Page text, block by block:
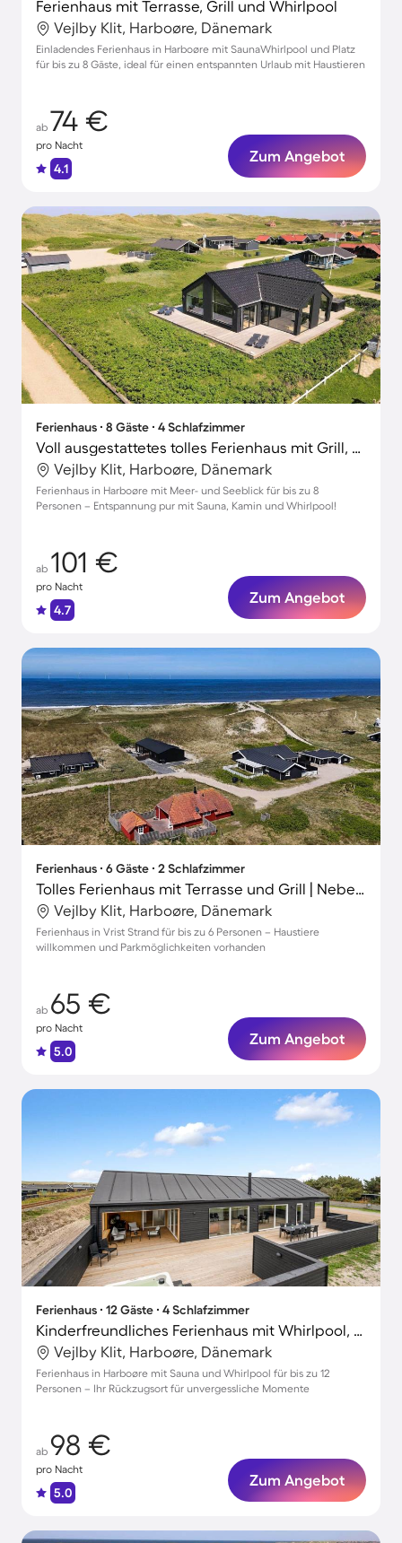
Ferienhaus mit Terrasse, Grill und Whirlpool
Vejlby Klit, Harboøre, Dänemark
Einladendes Ferienhaus in Harboøre mit SaunaWhirlpool und Platz
für bis zu 8 Gäste, ideal für einen entspannten Urlaub mit Haustieren
ab 74 €
pro Nacht
4.1
Zum Angebot
Ferienhaus ∙ 8 Gäste ∙ 4 Schlafzimmer
Voll ausgestattetes tolles Ferienhaus mit Grill, Terrasse und Whirlpool | Seeblick | Strand in der Nähe | Haustierfreundlich
Vejlby Klit, Harboøre, Dänemark
Ferienhaus in Harboøre mit Meer- und Seeblick für bis zu 8
Personen – Entspannung pur mit Sauna, Kamin und Whirlpool!
ab 101 €
pro Nacht
4.7
Zum Angebot
Ferienhaus ∙ 6 Gäste ∙ 2 Schlafzimmer
Tolles Ferienhaus mit Terrasse und Grill | Neben dem Strand | Haustiere erlaubt
Vejlby Klit, Harboøre, Dänemark
Ferienhaus in Vrist Strand für bis zu 6 Personen – Haustiere
willkommen und Parkmöglichkeiten vorhanden
ab 65 €
pro Nacht
5.0
Zum Angebot
Ferienhaus ∙ 12 Gäste ∙ 4 Schlafzimmer
Kinderfreundliches Ferienhaus mit Whirlpool, Terrasse und Sauna | Nah am Strand | Hunde erlaubt
Vejlby Klit, Harboøre, Dänemark
Ferienhaus in Harboøre mit Sauna und Whirlpool für bis zu 12
Personen – Ihr Rückzugsort für unvergessliche Momente
ab 98 €
pro Nacht
5.0
Zum Angebot